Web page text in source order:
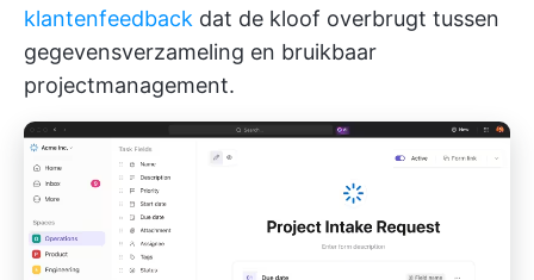
klantenfeedback dat de kloof overbrugt tussen
gegevensverzameling en bruikbaar
projectmanagement.